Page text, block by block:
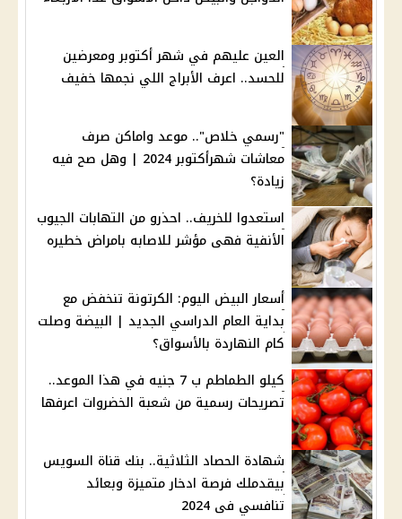
العين عليهم في شهر أكتوبر ومعرضين
للحسد.. اعرف الأبراج اللي نجمها خفيف
"رسمي خلاص".. موعد واماكن صرف
معاشات شهرأكتوبر 2024 | وهل صح فيه
زيادة؟
استعدوا للخريف.. احذرو من التهابات الجيوب
الأنفية فهى مؤشر للاصابه بامراض خطيره
أسعار البيض اليوم: الكرتونة تنخفض مع
بداية العام الدراسي الجديد | البيضة وصلت
كام النهاردة بالأسواق؟
كيلو الطماطم ب 7 جنيه في هذا الموعد..
تصريحات رسمية من شعبة الخضروات اعرفها
شهادة الحصاد الثلاثية.. بنك قناة السويس
بيقدملك فرصة ادخار متميزة وبعائد
تنافسي فى 2024